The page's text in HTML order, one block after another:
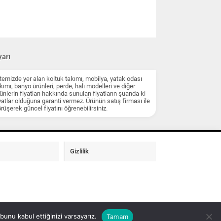
yer alan koltuk takımı, mobilya, yatak odası
banyo ürünleri, perde, halı modelleri ve diğer
fiyatları hakkında sunulan fiyatların şuanda ki
olduğuna garanti vermez. Ürünün satış firması ile
güncel fiyatını öğrenebilirsiniz.
Gizlilik
kabul ettiğinizi varsayarız. Tamam